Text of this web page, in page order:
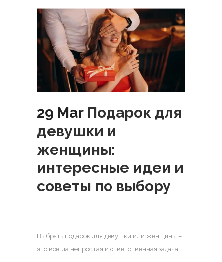
29 Mar Подарок для
девушки и
женщины:
интересные идеи и
советы по выбору
Выбрать подарок для девушки или женщины –
это всегда непростая и ответственная задача.